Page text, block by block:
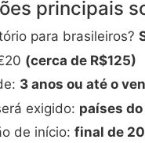
principais
para brasileiros?
(cerca de R$125)
3 anos ou até o
exigido: países
de início: final de